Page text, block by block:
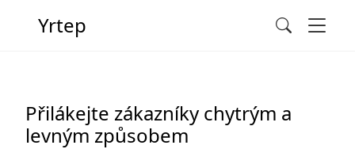
Main Navigation
Yrtep Search
Přilákejte zákazníky chytrým a
levným způsobem